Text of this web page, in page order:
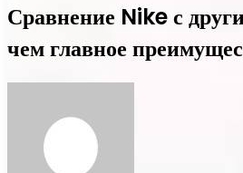
Сравнение Nike с
чем главное